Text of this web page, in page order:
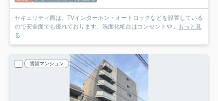
セキュリティ面は、TVインターホン・オートロックなどを設置している
ので安全面でも優れております。洗面化粧台はコンセントや... もっと見
る
賃貸マンション